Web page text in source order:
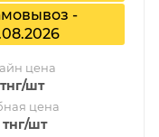
-
цена
/шт
цена
тнг/шт